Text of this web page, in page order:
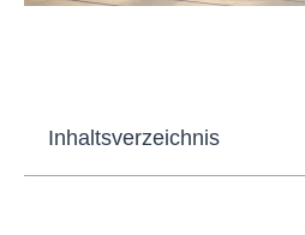
Inhaltsverzeichnis